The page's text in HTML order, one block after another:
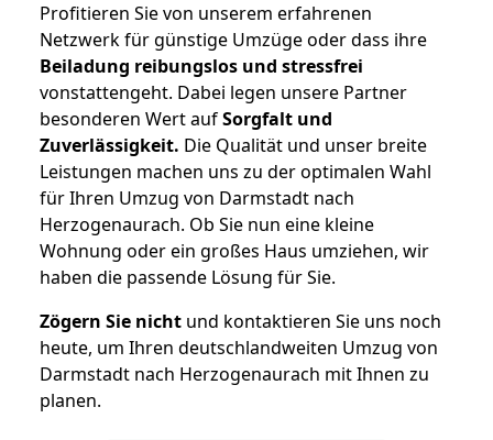
Profitieren Sie von unserem erfahrenen
Netzwerk für günstige Umzüge oder dass ihre
Beiladung reibungslos und stressfrei
vonstattengeht. Dabei legen unsere Partner
besonderen Wert aufSorgfalt und
Zuverlässigkeit. Die Qualität und unser breite
Leistungen machen uns zu der optimalen Wahl
für Ihren Umzug von Darmstadt nach
Herzogenaurach. Ob Sie nun eine kleine
Wohnung oder ein großes Haus umziehen, wir
haben die passende Lösung für Sie.
Zögern Sie nicht und kontaktieren Sie uns noch
heute, um Ihren deutschlandweiten Umzug von
Darmstadt nach Herzogenaurach mit Ihnen zu
planen.